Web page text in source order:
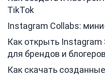
TikTok
Instagram Collabs:
Как открыть Instagram
для брендов и блогеров
Как скачать